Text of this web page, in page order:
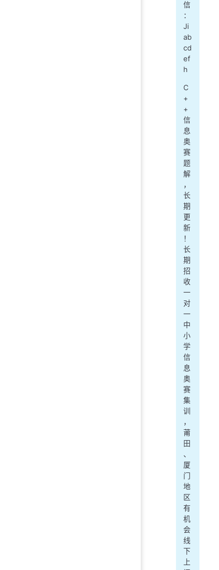
信
：
Ji
ab
cd
ef
h
C
+
+
信
息
奥
赛
题
解
，
长
期
更
新
！
长
期
招
收
一
对
一
中
小
学
信
息
奥
赛
集
训
，
莆
田
、
厦
门
地
区
有
机
会
线
下
上